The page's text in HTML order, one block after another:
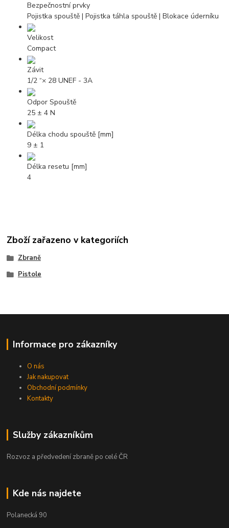
Bezpečnostní prvky
Pojistka spouště | Pojistka táhla spouště | Blokace úderníku
Velikost
Compact
Závit
1/2 “× 28 UNEF - 3A
Odpor Spouště
25 ± 4 N
Délka chodu spouště [mm]
9 ± 1
Délka resetu [mm]
4
Zboží zařazeno v kategoriích
Zbraně
Pistole
Informace pro zákazníky
O nás
Jak nakupovat
Obchodní podmínky
Kontakty
Služby zákazníkům
Rozvoz a předvedení zbraně po celé ČR
Kde nás najdete
Polanecká 90